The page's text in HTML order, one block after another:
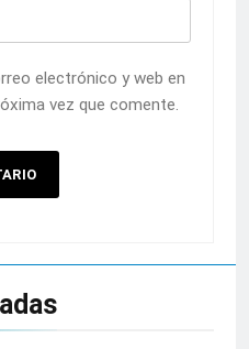
electrónico y web en
vez que comente.